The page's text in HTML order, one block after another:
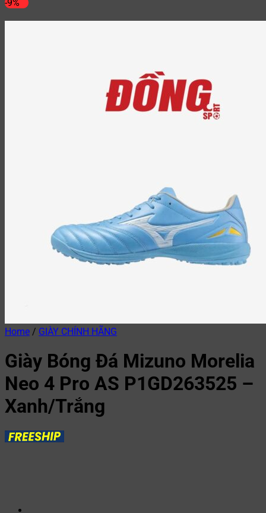
-9%
Home / GIÀY CHÍNH HÃNG
Giày Bóng Đá Mizuno Morelia
Neo 4 Pro AS P1GD263525 –
Xanh/Trắng